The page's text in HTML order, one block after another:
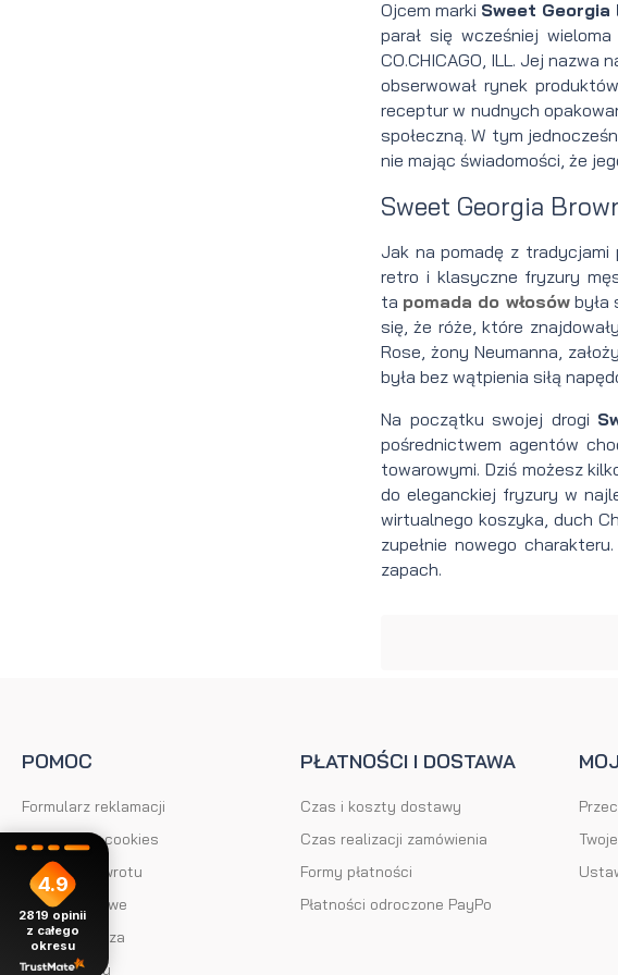
brody
zimę
do brody
Suszarka
do brody
Ojcem marki Sweet Georgia
parał się wcześniej
CO.CHICAGO, ILL. Jej
obserwował rynek
receptur w nudnych
społeczną. W tym
nie mając świadomości, że
Sweet Georgia
Jak na pomadę z tradycjami
retro i klasyczne fryzury
ta pomada do włosówbyła
się, że róże, które
Rose, żony Neumanna,
była bez wątpienia siłą
Na początku swojej drogi
pośrednictwem agentów
towarowymi. Dziś możesz
do eleganckiej fryzury w
wirtualnego koszyka, duch
zupełnie nowego
zapach.
POMOC
Formularz reklamacji
Ustawienia cookies
Formularz zwrotu
Kody rabatowe
Klub Brodacza
Mapa strony
PŁATNOŚCI I DOSTAWA
Czas i koszty dostawy
Czas realizacji zamówienia
Formy płatności
Płatności odroczone PayPo
4.9
2819 opinii
z całego
okresu